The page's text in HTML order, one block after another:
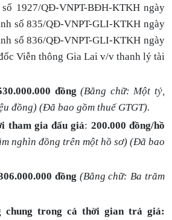
1927/QĐ-VNPT-BĐH-KTKH ngày
số 835/QĐ-VNPT-GLI-KTKH ngày
số 836/QĐ-VNPT-GLI-KTKH ngày
Viễn thông Gia Lai v/v thanh lý tài
đồng(Bằng chữ: Một tỷ,
đồng) (Đã bao gồm thuếGTGT).
tham gia đấu giá: 200.000 đồng/hồ
nghìn đồng trên một hồ sơ) (Đã bao
đồng (Bằng chữ: Ba trăm
chung trong cả thời gian trả giá: